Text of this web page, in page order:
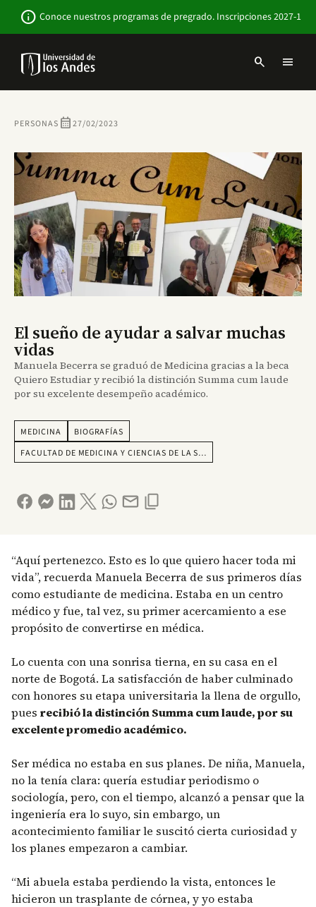
contenido
info Conoce nuestros programas de pregrado. Inscripciones 2027-1
Navbar
Sitio
Institucional
search menu
PERSONAS calendar_month27/02/2023
El sueño de ayudar a salvar muchas
vidas
Manuela Becerra se graduó de Medicina gracias a la beca
Quiero Estudiar y recibió la distinción Summa cum laude
por su excelente desempeño académico.
MEDICINA
BIOGRAFÍAS
FACULTAD DE MEDICINA Y CIENCIAS DE LA S…
“Aquí pertenezco. Esto es lo que quiero hacer toda mi
vida”, recuerda Manuela Becerra de sus primeros días
como estudiante de medicina. Estaba en un centro
médico y fue, tal vez, su primer acercamiento a ese
propósito de convertirse en médica.
Lo cuenta con una sonrisa tierna, en su casa en el
norte de Bogotá. La satisfacción de haber culminado
con honores su etapa universitaria la llena de orgullo,
pues recibió la distinción Summa cum laude, por su
excelente promedio académico.
Ser médica no estaba en sus planes. De niña, Manuela,
no la tenía clara: quería estudiar periodismo o
sociología, pero, con el tiempo, alcanzó a pensar que la
ingeniería era lo suyo, sin embargo, un
acontecimiento familiar le suscitó cierta curiosidad y
los planes empezaron a cambiar.
“Mi abuela estaba perdiendo la vista, entonces le
hicieron un trasplante de córnea, y yo estaba